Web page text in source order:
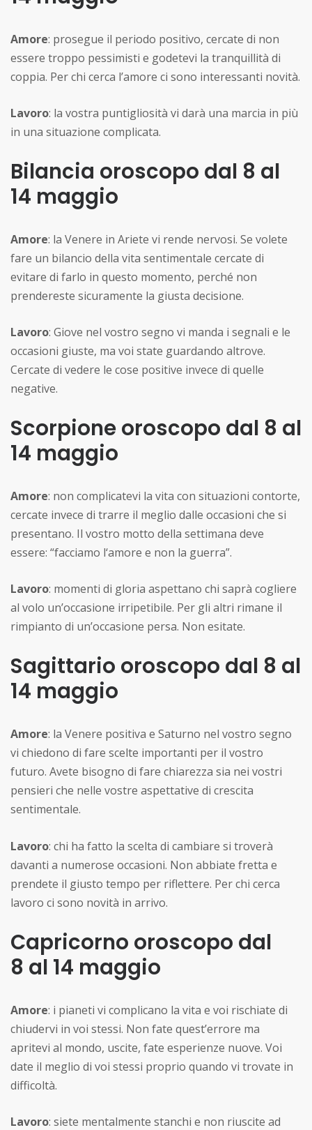
Amore: prosegue il periodo positivo, cercate di non
essere troppo pessimisti e godetevi la tranquillità di
coppia. Per chi cerca l’amore ci sono interessanti novità.
Lavoro: la vostra puntigliosità vi darà una marcia in più
in una situazione complicata.
Bilancia oroscopo dal 8 al
14 maggio
Amore: la Venere in Ariete vi rende nervosi. Se volete
fare un bilancio della vita sentimentale cercate di
evitare di farlo in questo momento, perché non
prendereste sicuramente la giusta decisione.
Lavoro: Giove nel vostro segno vi manda i segnali e le
occasioni giuste, ma voi state guardando altrove.
Cercate di vedere le cose positive invece di quelle
negative.
Scorpione oroscopo dal 8 al
14 maggio
Amore: non complicatevi la vita con situazioni contorte,
cercate invece di trarre il meglio dalle occasioni che si
presentano. Il vostro motto della settimana deve
essere: “facciamo l‘amore e non la guerra”.
Lavoro: momenti di gloria aspettano chi saprà cogliere
al volo un’occasione irripetibile. Per gli altri rimane il
rimpianto di un’occasione persa. Non esitate.
Sagittario oroscopo dal 8 al
14 maggio
Amore: la Venere positiva e Saturno nel vostro segno
vi chiedono di fare scelte importanti per il vostro
futuro. Avete bisogno di fare chiarezza sia nei vostri
pensieri che nelle vostre aspettative di crescita
sentimentale.
Lavoro: chi ha fatto la scelta di cambiare si troverà
davanti a numerose occasioni. Non abbiate fretta e
prendete il giusto tempo per riflettere. Per chi cerca
lavoro ci sono novità in arrivo.
Capricorno oroscopo dal
8 al 14 maggio
Amore: i pianeti vi complicano la vita e voi rischiate di
chiudervi in voi stessi. Non fate quest’errore ma
apritevi al mondo, uscite, fate esperienze nuove. Voi
date il meglio di voi stessi proprio quando vi trovate in
difficoltà.
Lavoro: siete mentalmente stanchi e non riuscite ad